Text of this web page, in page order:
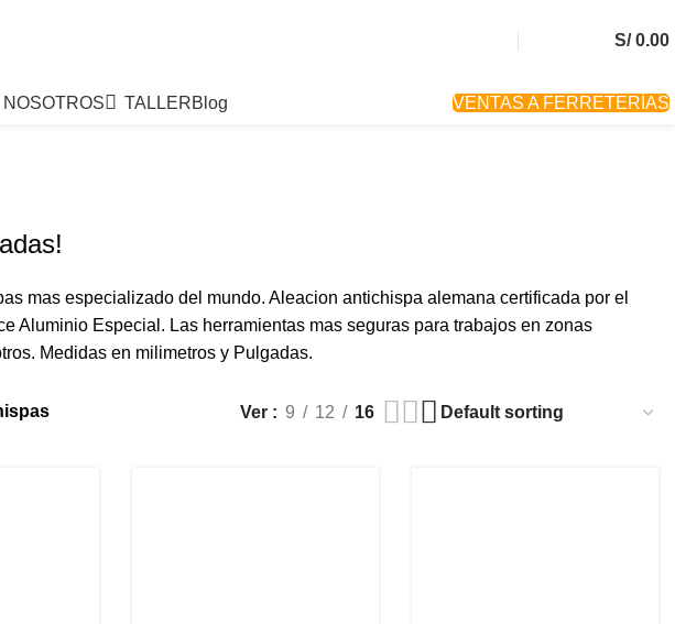
S/0.00
NOSOTROS TALLERBlog VENTAS A FERRETERÍAS
mas especializado del mundo. Aleacion antichispa alemana certificada por el
Aluminio Especial. Las herramientas mas seguras para trabajos en zonas
Medidas en milimetros y Pulgadas.
Ver 9 12 16